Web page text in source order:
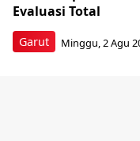
Garut
Evaluasi Total
Minggu, 2 Agu